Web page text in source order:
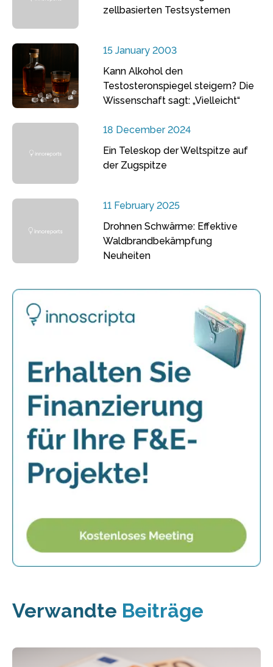
zellbasierten Testsystemen
15 January 2003
Kann Alkohol den
Testosteronspiegel steigern? Die
Wissenschaft sagt: „Vielleicht“
18 December 2024
Ein Teleskop der Weltspitze auf
der Zugspitze
11 February 2025
Drohnen Schwärme: Effektive
Waldbrandbekämpfung
Neuheiten
Verwandte Beiträge